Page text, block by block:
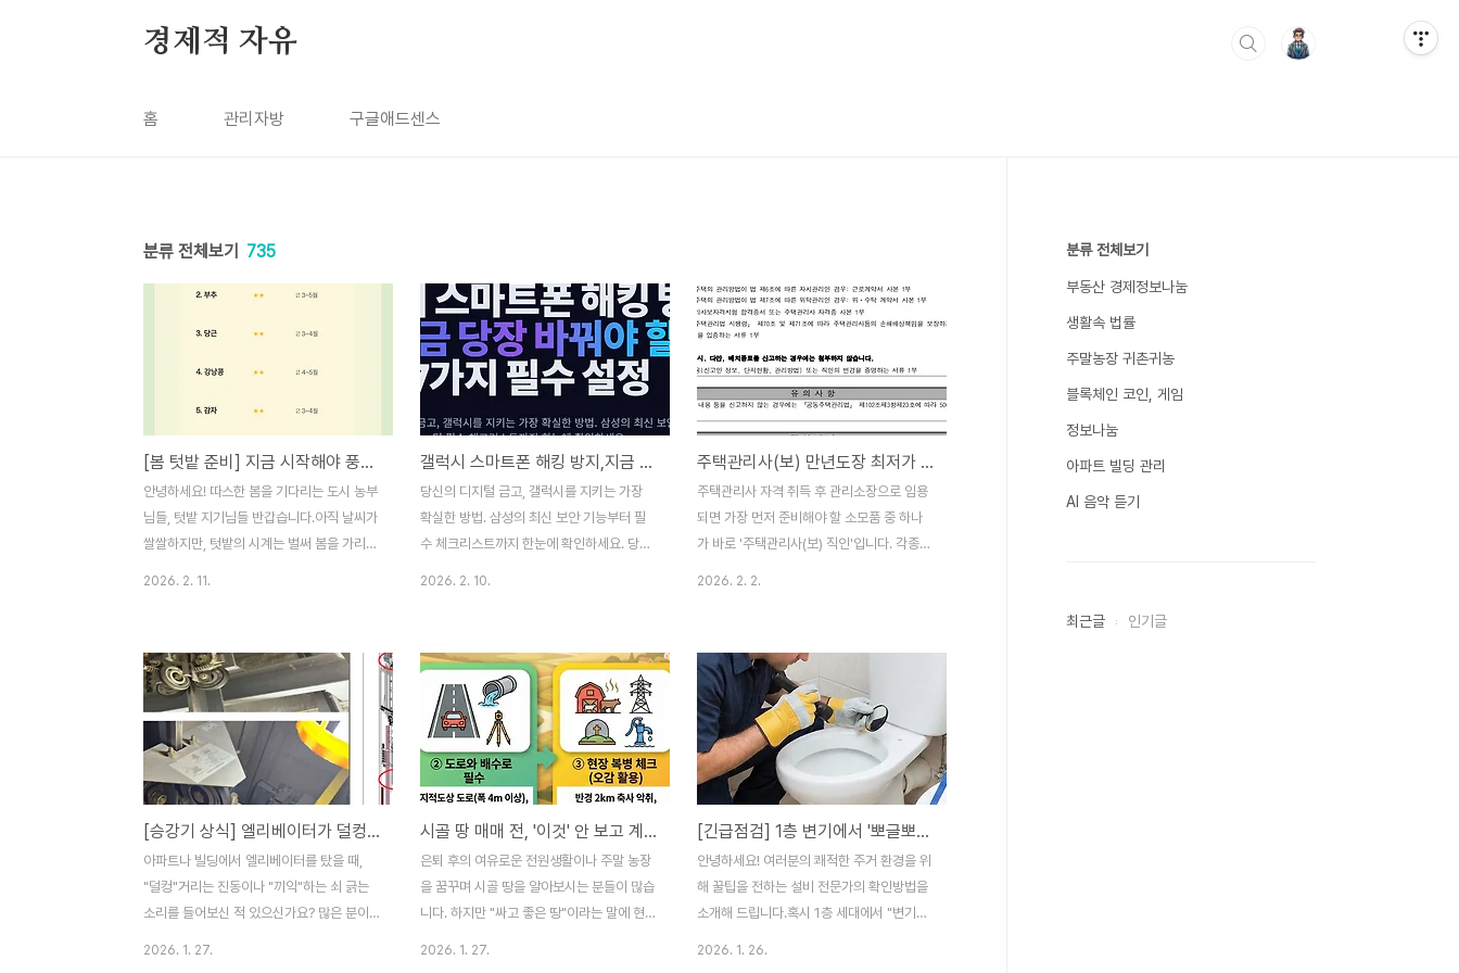
경제적 자유
홈 관리자방 구글애드센스
분류 전체보기 735
[봄 텃밭 준비] 지금 시작해야 풍성해요! 2~3월 필수 관리법과 추천 작물 (감자, 상추)
안녕하세요! 따스한 봄을 기다리는 도시 농부
님들, 텃밭 지기님들 반갑습니다.아직 날씨가
쌀쌀하지만, 텃밭의 시계는 벌써 봄을 가리키
드립니다.1. 농사의 반은 '흙 만들기' (2월 중
순 ~ 하순) 식물이 밥을 먹는 곳, 바로 토양입
니다. 작물을 심기 최소 2주 전에는 밭을 만
들어야 가스가 빠지고 미생물이 활동하기 좋
은 환경이 됩니다. 퇴비 뿌리기: 평당
5~10kg 정도의 완숙 퇴비를 넉넉히 뿌려주
세요.석회 고토: 산성으로 변한 흙을 중화시
키기 위해 필수입니다. (퇴비와 동시에 뿌리
기보다 1주 정도 간격을 두는 것이 베스트!)밭
갈..
2026. 2. 11.
갤럭시 스마트폰 해킹 방지,지금 당장 바꿔야 할7가지 필수 설정
당신의 디지털 금고, 갤럭시를 지키는 가장
확실한 방법. 삼성의 최신 보안 기능부터 필
수 체크리스트까지 한눈에 확인하세요. 당신
있습니다."갤럭시 보안 설정은 선택이 아닌
필수입니다. 당신의 소중한 정보를 지금 보호
하세요." 갤럭시 보안 위협보안의 최전선:
One UI 혁신, 삼성이 제안하는 자동화된 보
안 솔루션보안 위험 자동 차단 - 출처 불분명
앱 설치와 악성 코드를 실시간으로 감시하고
즉각 대응합니다.생체 인식 보호 - 지문 및 안
면 인식을 통한 강력한 접근 제어로 물리적
보안을 강화합니다.USB 해킹 방어 - 공용 충
전기 사용..
2026. 2. 10.
주택관리사(보) 만년도장 최저가 제작 가이드: 규격, 크기, 주문 팁 총정리
주택관리사 자격 취득 후 관리소장으로 임용
되면 가장 먼저 준비해야 할 소모품 중 하나
가 바로 '주택관리사(보) 직인'입니다. 각종
다.1. 주택관리사 도장 규격 및 적정 크기주택
관리사 도장은 단순히 이름만 새기는 것이 아
니라, 자격 명칭이 함께 들어가야 합니다. 쿠
팡 검색 시 사용자들이 가장 많이 찾는 규격
정보를 바탕으로 정리했습니다. 권장 크기: 6
푼(지름 약 18mm)을 가장 추천합니다. 공동
주택관리법 시행규칙 제30조(주택관리사등
의 직인 신고)에 따라 서식 33호 " 업무직인
란에는 중심원에는 주택관리사등의 성명이,
바깥원에는 주택..
2026. 2. 2.
[승강기 상식] 엘리베이터가 덜컹거린다면? '가이드 롤러' 교체 시기와 기능 완벽 정리
아파트나 빌딩에서 엘리베이터를 탔을 때,
"덜컹"거리는 진동이나 "끼익"하는 쇠 긁는
소리를 들어보신 적 있으신가요? 많은 분이
2026. 1. 27.
시골 땅 매매 전, '이것' 안 보고 계약하면 100% 후회합니다 (필수 체크리스트)
은퇴 후의 여유로운 전원생활이나 주말 농장
을 꿈꾸며 시골 땅을 알아보시는 분들이 많습
니다. 하지만 "싸고 좋은 땅"이라는 말에 현혹
2026. 1. 27.
[긴급점검] 1층 변기에서 '뽀글뽀글' 소리가? 그냥 두면 역류합니다!
안녕하세요! 여러분의 쾌적한 주거 환경을 위
해 꿀팁을 전하는 설비 전문가의 확인방법을
소개해 드립니다.혹시 1층 세대에서 "변기에
2026. 1. 26.
분류 전체보기
부동산 경제정보나눔
생활속 법률
주말농장 귀촌귀농
블록체인 코인, 게임
정보나눔
아파트 빌딩 관리
AI 음악 듣기
최근글 인기글